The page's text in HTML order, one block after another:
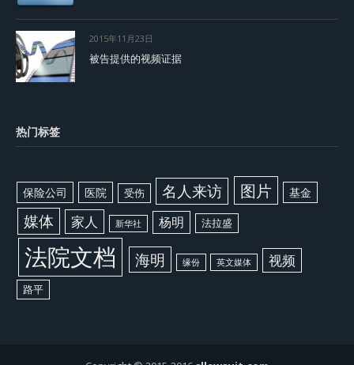
2015年11月23日
被告提供的视频证据
热门标签
保险公司 医院 受伤 名人来访 图片 基金
媒体 家人 新华社 杨明 法拉盛
法院文档 海明 缘份 英文媒体 视频
路平